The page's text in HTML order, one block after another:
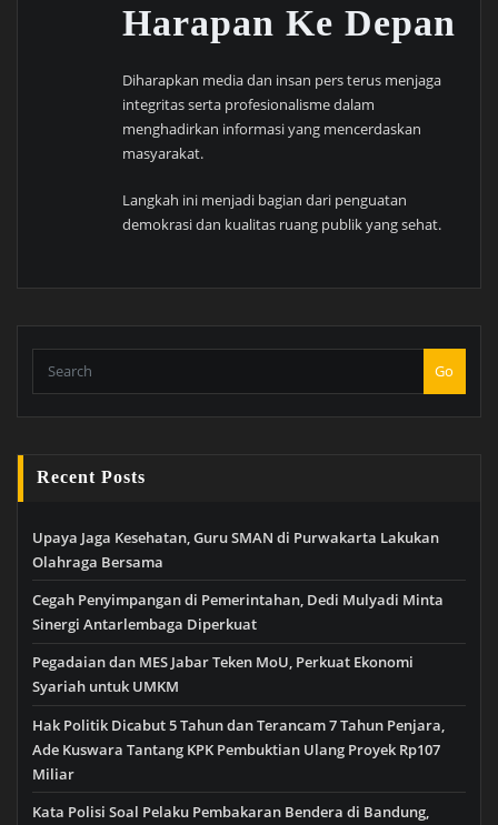
Harapan Ke Depan
Diharapkan media dan insan pers terus menjaga
integritas serta profesionalisme dalam
menghadirkan informasi yang mencerdaskan
masyarakat.
Langkah ini menjadi bagian dari penguatan
demokrasi dan kualitas ruang publik yang sehat.
Go
Recent Posts
Upaya Jaga Kesehatan, Guru SMAN di Purwakarta Lakukan
Olahraga Bersama
Cegah Penyimpangan di Pemerintahan, Dedi Mulyadi Minta
Sinergi Antarlembaga Diperkuat
Pegadaian dan MES Jabar Teken MoU, Perkuat Ekonomi
Syariah untuk UMKM
Hak Politik Dicabut 5 Tahun dan Terancam 7 Tahun Penjara,
Ade Kuswara Tantang KPK Pembuktian Ulang Proyek Rp107
Miliar
Kata Polisi Soal Pelaku Pembakaran Bendera di Bandung,